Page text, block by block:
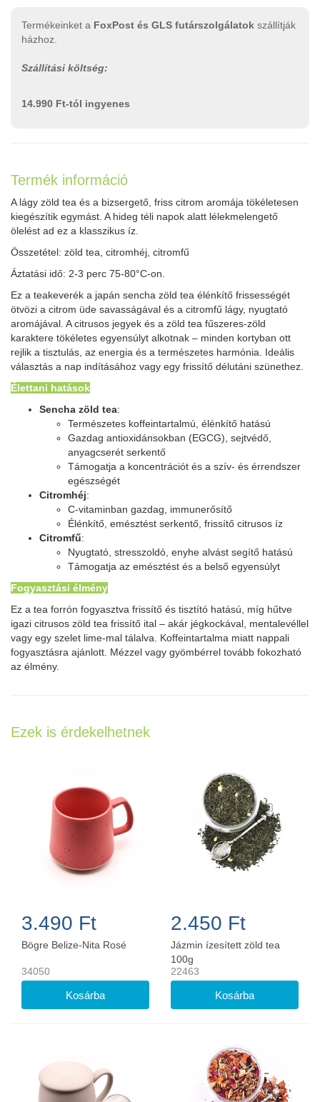
Termékeinket a FoxPost és GLS futárszolgálatok szállítják
házhoz.
Szállítási költség:
14.990 Ft-tól ingyenes
Termék információ
A lágy zöld tea és a bizsergető, friss citrom aromája tökéletesen
kiegészítik egymást. A hideg téli napok alatt lélekmelengető
ölelést ad ez a klasszikus íz.
Összetétel: zöld tea, citromhéj, citromfű
Áztatási idő: 2-3 perc 75-80°C-on.
Ez a teakeverék a japán sencha zöld tea élénkítő frissességét
ötvözi a citrom üde savasságával és a citromfű lágy, nyugtató
aromájával. A citrusos jegyek és a zöld tea fűszeres-zöld
karaktere tökéletes egyensúlyt alkotnak – minden kortyban ott
rejlik a tisztulás, az energia és a természetes harmónia. Ideális
választás a nap indításához vagy egy frissítő délutáni szünethez.
Élettani hatások
Sencha zöld tea:
Természetes koffeintartalmú, élénkítő hatású
Gazdag antioxidánsokban (EGCG), sejtvédő,
anyagcserét serkentő
Támogatja a koncentrációt és a szív- és érrendszer
egészségét
Citromhéj:
C-vitaminban gazdag, immunerősítő
Élénkítő, emésztést serkentő, frissítő citrusos íz
Citromfű:
Nyugtató, stresszoldó, enyhe alvást segítő hatású
Támogatja az emésztést és a belső egyensúlyt
Fogyasztási élmény
Ez a tea forrón fogyasztva frissítő és tisztító hatású, míg hűtve
igazi citrusos zöld tea frissítő ital – akár jégkockával, mentalevéllel
vagy egy szelet lime-mal tálalva. Koffeintartalma miatt nappali
fogyasztásra ajánlott. Mézzel vagy gyömbérrel tovább fokozható
az élmény.
Ezek is érdekelhetnek
3.490 Ft
Bögre Belize-Nita Rosé
34050
2.450 Ft
Jázmin ízesített zöld tea
100g
22463